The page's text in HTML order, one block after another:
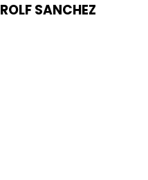
ROLF SANCHEZ